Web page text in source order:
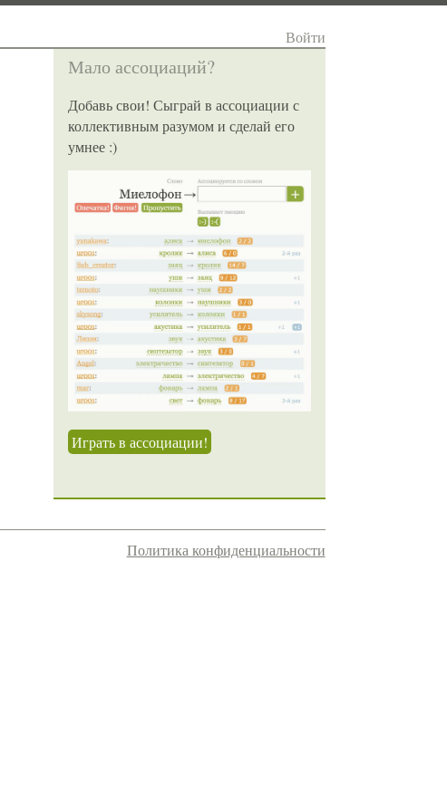
Войти
Мало ассоциаций?
Добавь свои! Сыграй в ассоциации с
коллективным разумом и сделай его
умнее :)
Играть в ассоциации!
Политика конфиденциальности